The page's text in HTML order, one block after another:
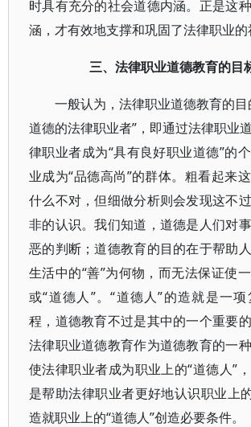
时具有充分的社会道德内涵。正是这
涵，才有效地支撑和巩固了法律职业的
三、法律职业道德教育的目
一般认为，法律职业道德教育的目
道德的法律职业者”，即通过法律职业
律职业者成为“具有良好职业道德”的
业成为“品德高尚”的群体。粗看起来
什么不对，但细做分析则会发现这不
非的认识。我们知道，道德是人们对
恶的判断；道德教育的目的在于帮助
生活中的“善”为何物，而无法保证使
或“道德人”。“道德人”的造就是一
程，道德教育不过是其中的一个重要
法律职业道德教育作为道德教育的一
使法律职业者成为职业上的“道德人”
是帮助法律职业者更好地认识职业上
造就职业上的“道德人”创造必要条件。